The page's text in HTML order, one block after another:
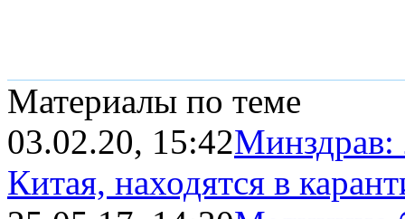
Материалы по теме
03.02.20, 15:42Минздрав:
Китая, находятся в